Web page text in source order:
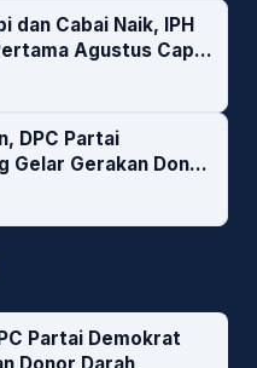
dan Cabai Naik, IPH
Agustus Capai
Kabag Ayub
DPC Partai
Gelar Gerakan Donor
Partai Demokrat
Donor Darah